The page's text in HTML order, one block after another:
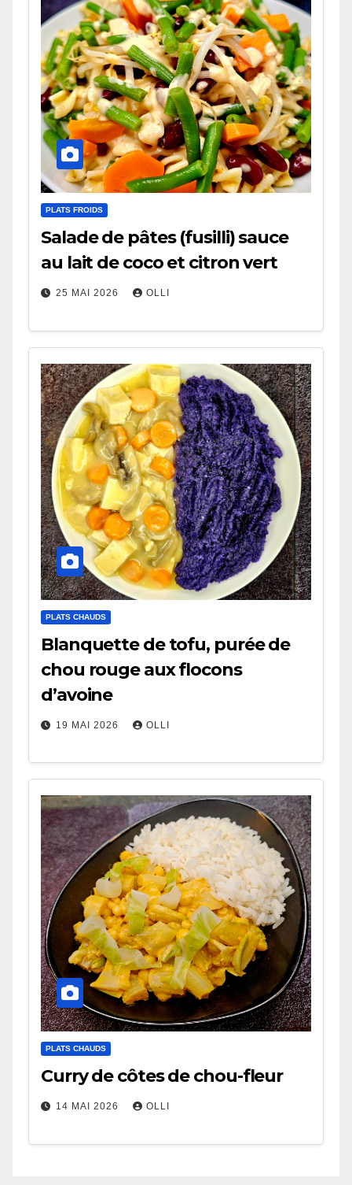
PLATS FROIDS
Salade de pâtes (fusilli) sauce
au lait de coco et citron vert
25 MAI 2026 OLLI
PLATS CHAUDS
Blanquette de tofu, purée de
chou rouge aux flocons
d’avoine
19 MAI 2026 OLLI
PLATS CHAUDS
Curry de côtes de chou-fleur
14 MAI 2026 OLLI